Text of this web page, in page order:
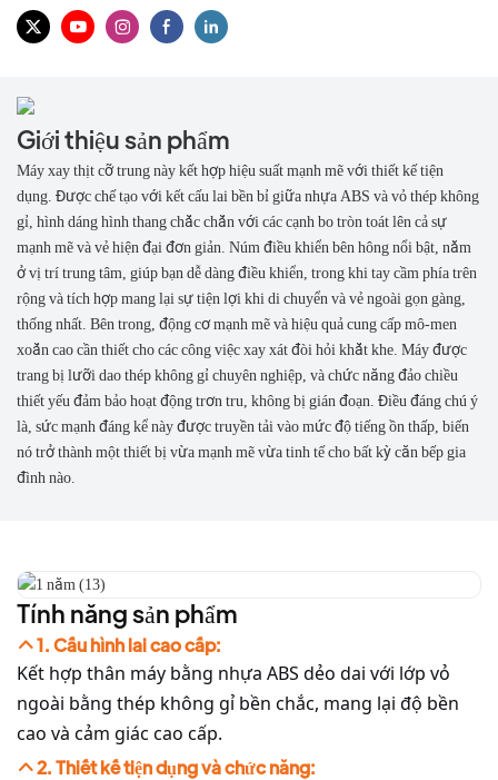
Giới thiệu sản phẩm
Máy xay thịt cỡ trung này kết hợp hiệu suất mạnh mẽ với thiết kế tiện
dụng. Được chế tạo với kết cấu lai bền bỉ giữa nhựa ABS và vỏ thép không
gỉ, hình dáng hình thang chắc chắn với các cạnh bo tròn toát lên cả sự
mạnh mẽ và vẻ hiện đại đơn giản. Núm điều khiển bên hông nổi bật, nằm
ở vị trí trung tâm, giúp bạn dễ dàng điều khiển, trong khi tay cầm phía trên
rộng và tích hợp mang lại sự tiện lợi khi di chuyển và vẻ ngoài gọn gàng,
thống nhất. Bên trong, động cơ mạnh mẽ và hiệu quả cung cấp mô-men
xoắn cao cần thiết cho các công việc xay xát đòi hỏi khắt khe. Máy được
trang bị lưỡi dao thép không gỉ chuyên nghiệp, và chức năng đảo chiều
thiết yếu đảm bảo hoạt động trơn tru, không bị gián đoạn. Điều đáng chú ý
là, sức mạnh đáng kể này được truyền tải vào mức độ tiếng ồn thấp, biến
nó trở thành một thiết bị vừa mạnh mẽ vừa tinh tế cho bất kỳ căn bếp gia
đình nào.
Tính năng sản phẩm
1. Cấu hình lai cao cấp:
Kết hợp thân máy bằng nhựa ABS dẻo dai với lớp vỏ
ngoài bằng thép không gỉ bền chắc, mang lại độ bền
cao và cảm giác cao cấp.
2. Thiết kế tiện dụng và chức năng: